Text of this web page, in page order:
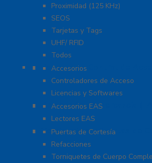
Proximidad (125 KHz)
SEOS
Tarjetas y Tags
UHF/ RFID
Todos
Paneles de Control de
Accesorios
Controladores de Acceso
Licencias y Softwares
Protección de Mercancía
Accesorios EAS
Lectores EAS
Torniquetes y Puertas de
Puertas de Cortesía
Refacciones
Torniquetes de Cuerpo